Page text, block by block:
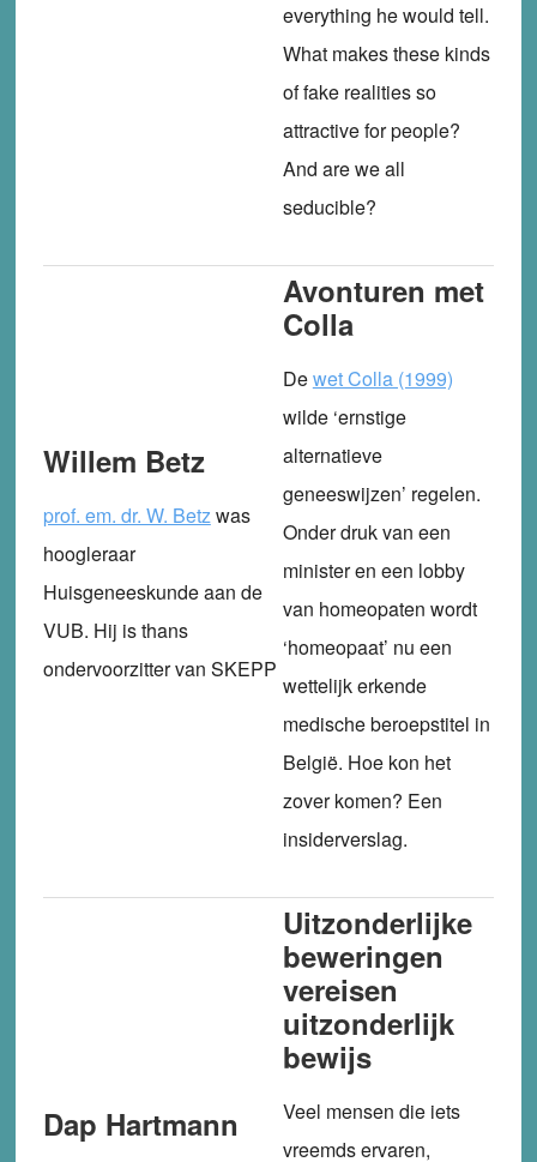
everything he would tell.
What makes these kinds
of fake realities so
attractive for people?
And are we all
seducible?
Willem Betz
prof. em. dr. W. Betzwas
hoogleraar
Huisgeneeskunde aan de
VUB. Hij is thans
ondervoorzitter van SKEPP
Avonturen met
Colla
Dewet Colla (1999)
wilde ‘ernstige
alternatieve
geneeswijzen’ regelen.
Onder druk van een
minister en een lobby
van homeopaten wordt
‘homeopaat’ nu een
wettelijk erkende
medische beroepstitel in
België. Hoe kon het
zover komen? Een
insiderverslag.
Dap Hartmann
Uitzonderlijke
beweringen
vereisen
uitzonderlijk
bewijs
Veel mensen die iets
vreemds ervaren,